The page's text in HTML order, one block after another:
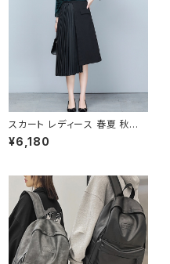
スカート レディース 春夏 秋冬
春 夏 秋 冬 黒 プリーツスカート
ミディアム丈 プリーツ アシンメ
きれいめ オフィスカジュアル 上
品 切り替え ミディアム ひざ下
ひざ丈 ブラック オフィス カジュ
アル OL 上品 大人 10代 20代
30代 40代 C-SAW0020
¥6,180